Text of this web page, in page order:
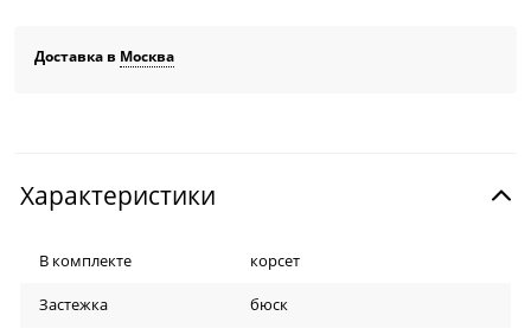
Доставка в Москва
Характеристики
В комплекте корсет
Застежка бюск